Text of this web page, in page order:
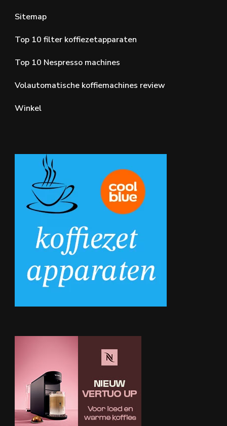
Sitemap
Top 10 filter koffiezetapparaten
Top 10 Nespresso machines
Volautomatische koffiemachines review
Winkel